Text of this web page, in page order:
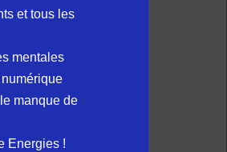
et tous les
mentales
manque de
Energies !